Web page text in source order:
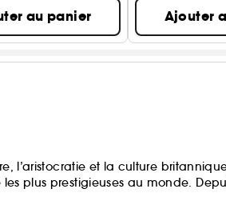
au panier Ajouter
l’aristocratie et la culture
plus prestigieuses au monde.
narines du monde entier, et ce